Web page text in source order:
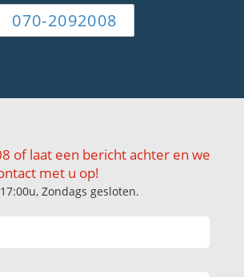
070-2092008
of laat een bericht achter en we
met u op!
Zondags gesloten.